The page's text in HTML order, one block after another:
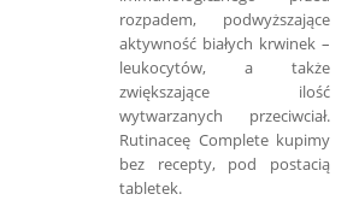
rozpadem, podwyższające
aktywność białych krwinek –
leukocytów, a także
zwiększające ilość
wytwarzanych przeciwciał.
Rutinaceę Complete kupimy
bez recepty, pod postacią
tabletek.